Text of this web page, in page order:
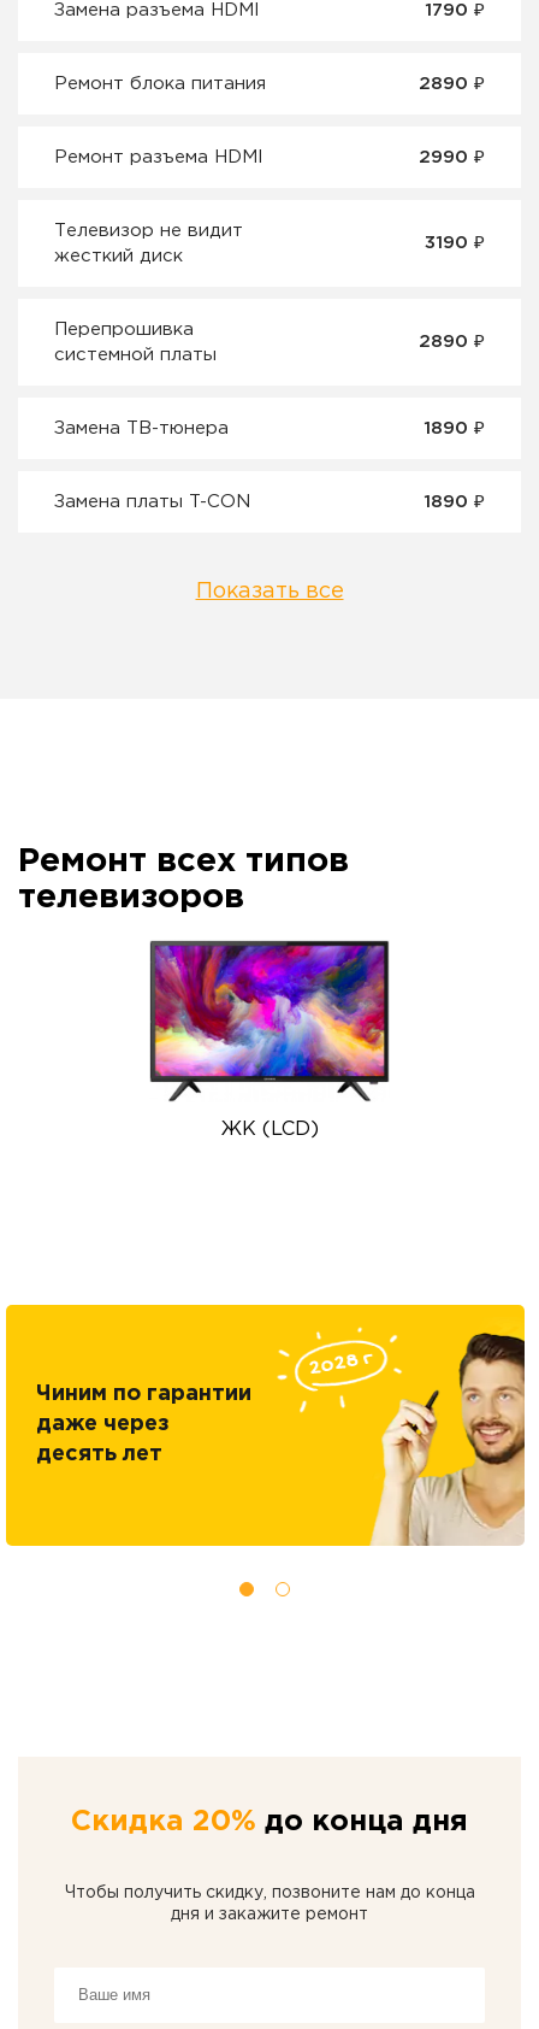
Замена разъема HDMI 1790 ₽
Ремонт блока питания 2890 ₽
Ремонт разъема HDMI 2990 ₽
Телевизор не видит
жесткий диск
3190 ₽
Перепрошивка
системной платы
2890 ₽
Замена ТВ-тюнера 1890 ₽
Замена платы T-CON 1890 ₽
Показать все
Ремонт всех типов
телевизоров
ЖК (LCD)
Чиним по гарантии
даже через
десять лет
Скидка 20% до конца дня
Чтобы получить скидку, позвоните нам до конца
дня и закажите ремонт